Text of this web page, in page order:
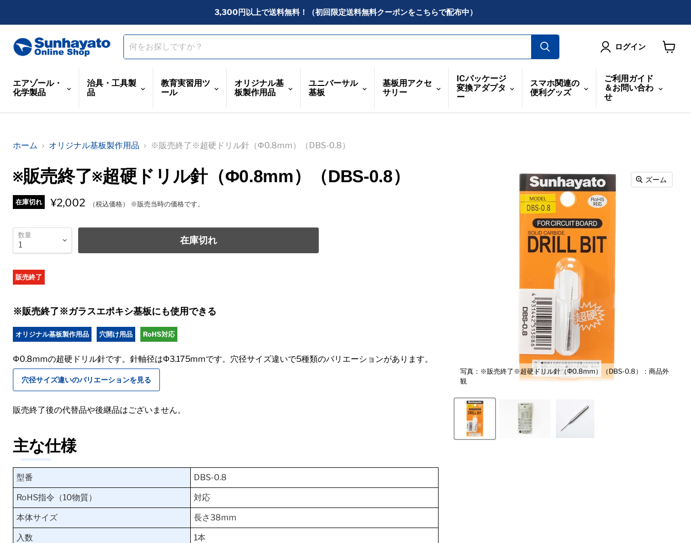
3,300円以上で送料無料！（初回限定送料無料クーポンをこちらで配布中）
ログイン
エアゾール・
化学製品
治具・工具製
品
教育実習用ツ
ール
オリジナル基
板製作用品
ユニバーサル
基板
基板用アクセ
サリー
ICパッケージ
変換アダプタ
ー
スマホ関連の
便利グッズ
ご利用ガイド
＆お問い合わ
せ
ホーム オリジナル基板製作用品 ※販売終了※超硬ドリル針（Φ0.8mm）（DBS-0.8）
写真：※販売終了※超硬ドリル針（Φ0.8mm）（DBS-0.8）：商品外
観
ズーム
※販売終了※超硬ドリル針（Φ0.8mm）（DBS-0.8）
在庫切れ ¥2,002 （税込価格） ※販売当時の価格です。
数量 在庫切れ
販売終了
※販売終了※ガラスエポキシ基板にも使用できる
オリジナル基板製作用品 穴開け用品 RoHS対応
Φ0.8mmの超硬ドリル針です。針軸径はΦ3.175mmです。穴径サイズ違いで5種類のバリエーションがあります。
穴径サイズ違いのバリエーションを見る
販売終了後の代替品や後継品はございません。
主な仕様
型番 DBS-0.8
RoHS指令（10物質） 対応
本体サイズ 長さ38mm
入数 1本